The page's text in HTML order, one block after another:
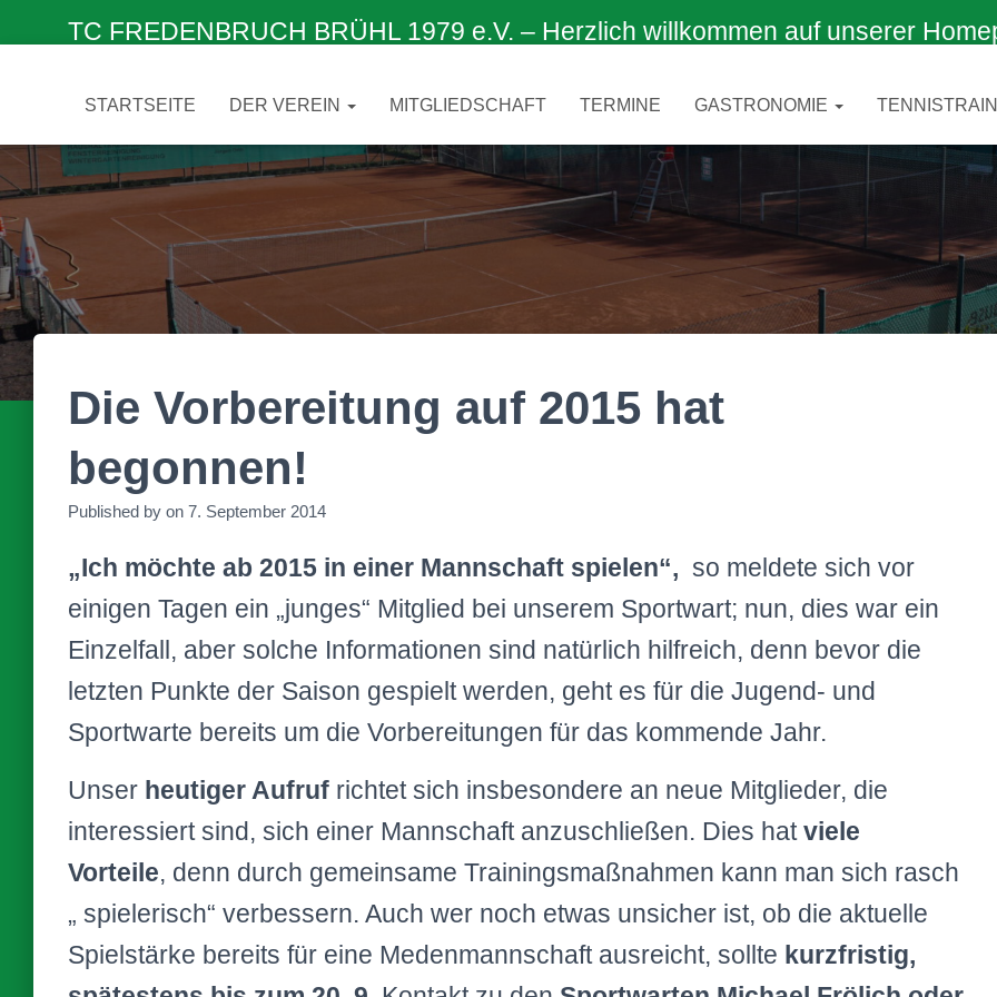
TC FREDENBRUCH BRÜHL 1979 e.V. – Herzlich willkommen auf unserer
STARTSEITE DER VEREIN MITGLIEDSCHAFT TERMINE GASTRONOMIE
Die Vorbereitung auf 2015 hat
begonnen!
Published by on 7. September 2014
„Ich möchte ab 2015 in einer Mannschaft spielen“, so meldete sich vor
einigen Tagen ein „junges“ Mitglied bei unserem Sportwart; nun, dies war ein
Einzelfall, aber solche Informationen sind natürlich hilfreich, denn bevor die
letzten Punkte der Saison gespielt werden, geht es für die Jugend- und
Sportwarte bereits um die Vorbereitungen für das kommende Jahr.
Unser heutiger Aufrufrichtet sich insbesondere an neue Mitglieder, die
interessiert sind, sich einer Mannschaft anzuschließen. Dies hatviele
Vorteile, denn durch gemeinsame Trainingsmaßnahmen kann man sich rasch
„ spielerisch“ verbessern. Auch wer noch etwas unsicher ist, ob die aktuelle
Spielstärke bereits für eine Medenmannschaft ausreicht, sollte kurzfristig,